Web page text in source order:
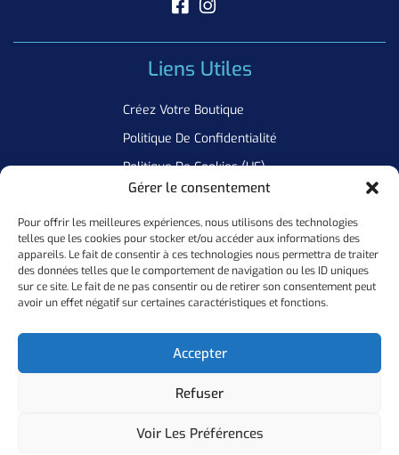
Gérer le consentement
Pour offrir les meilleures expériences, nous utilisons des technologies
telles que les cookies pour stocker et/ou accéder aux informations des
appareils. Le fait de consentir à ces technologies nous permettra de traiter
des données telles que le comportement de navigation ou les ID uniques
sur ce site. Le fait de ne pas consentir ou de retirer son consentement peut
avoir un effet négatif sur certaines caractéristiques et fonctions.
Accepter
Refuser
Voir Les Préférences
Liens Utiles
Créez Votre Boutique
Politique De Confidentialité
Politique De Cookies (UE)
Newsletter
Inscrivez Vous A Notre Newsletter Pour Ne Manquer Aucune De
Nos Offres
Ok
Personal Flocker • Website By Elixir Lab